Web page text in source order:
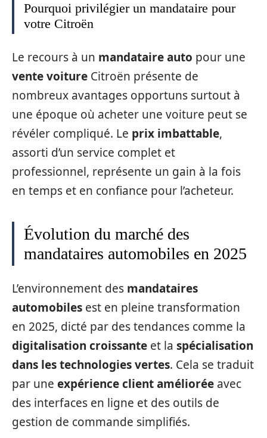
Pourquoi privilégier un mandataire pour
votre Citroën
Le recours à un mandataire auto pour une
vente voiture Citroën présente de
nombreux avantages opportuns surtout à
une époque où acheter une voiture peut se
révéler compliqué. Le prix imbattable,
assorti d’un service complet et
professionnel, représente un gain à la fois
en temps et en confiance pour l’acheteur.
Évolution du marché des
mandataires automobiles en 2025
L’environnement des mandataires
automobiles est en pleine transformation
en 2025, dicté par des tendances comme la
digitalisation croissante et la spécialisation
dans les technologies vertes. Cela se traduit
par une expérience client améliorée avec
des interfaces en ligne et des outils de
gestion de commande simplifiés.